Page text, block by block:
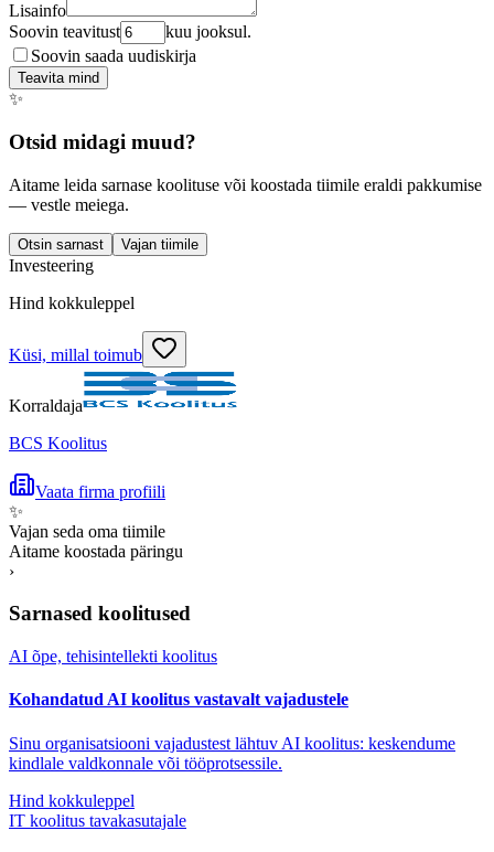
Lisainfo
Soovin teavitust
kuu jooksul.
Soovin saada uudiskirja
Teavita mind
✨
Otsid midagi muud?
Aitame leida sarnase koolituse või koostada tiimile eraldi pakkumise
— vestle meiega.
Otsin sarnast Vajan tiimile
Investeering
Hind kokkuleppel
Küsi, millal toimub
Korraldaja
BCS Koolitus
Vaata firma profiili
✨
Vajan seda oma tiimile
Aitame koostada päringu
›
Sarnased koolitused
AI õpe, tehisintellekti koolitus
Kohandatud AI koolitus vastavalt vajadustele
Sinu organisatsiooni vajadustest lähtuv AI koolitus: keskendume
kindlale valdkonnale või tööprotsessile.
Hind kokkuleppel
IT koolitus tavakasutajale